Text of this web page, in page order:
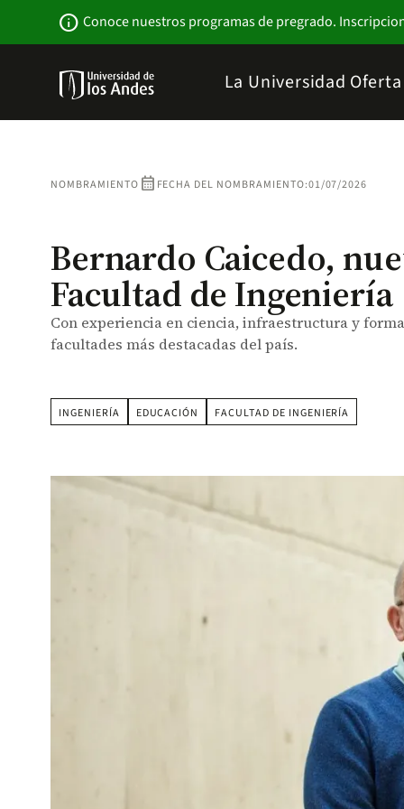
info Conoce nuestros programas de pregrado.
La Universidad
NOMBRAMIENTO calendar_month FECHA DEL NOMBRAMIENTO:01/07/2026
Bernardo Caicedo,
Facultad de Ingeniería
Con experiencia en ciencia, infraestructura y
facultades más destacadas del país.
INGENIERÍA EDUCACIÓN FACULTAD DE INGENIERÍA